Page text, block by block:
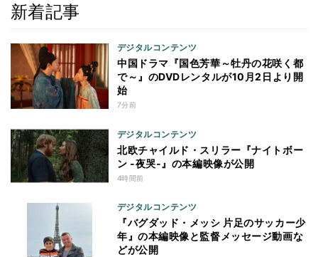
新着記事
デジタルコンテンツ
中国ドラマ『国色芳華～牡丹の花咲く都
で～』のDVDレンタルが10月2日より開
始
7分前
デジタルコンテンツ
北欧チャイルド・スリラー『ナイトボー
ン -夜哭-』の本編映像が公開
4時間前
デジタルコンテンツ
『バグダッド・メッシ 片足のサッカー少
年』の本編映像と監督メッセージ動画な
どが公開